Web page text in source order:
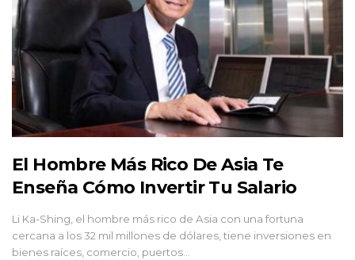
El Hombre Más Rico De Asia Te
Enseña Cómo Invertir Tu Salario
Li Ka-Shing, el hombre más rico de Asia con una fortuna
cercana a los 32 mil millones de dólares, tiene inversiones en
bienes raíces, comercio, puertos…